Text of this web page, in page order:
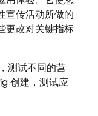
宣传活动所做的
更改对关键指标
，测试不同的营
创建，测试应